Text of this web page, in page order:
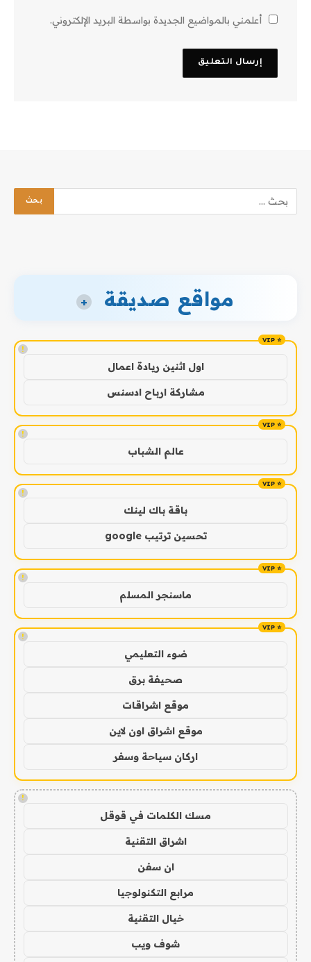
أعلمني بالمواضيع الجديدة بواسطة البريد الإلكتروني.
مواقع صديقة +
!
اول اثنين ريادة اعمال
مشاركة ارباح ادسنس
!
عالم الشباب
!
باقة باك لينك
تحسين ترتيب google
!
ماسنجر المسلم
!
ضوء التعليمي
صحيفة برق
موقع اشراقات
موقع اشراق اون لاين
اركان سياحة وسفر
!
مسك الكلمات في قوقل
اشراق التقنية
ان سفن
مرابع التكنولوجيا
خيال التقنية
شوف ويب